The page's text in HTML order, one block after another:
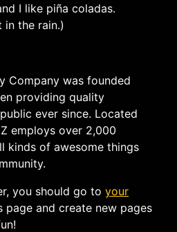
I like piña coladas.
in the rain.)
Company was founded
providing quality
ever since. Located
employs over 2,000
kinds of awesome things
you should go to your
page and create new pages